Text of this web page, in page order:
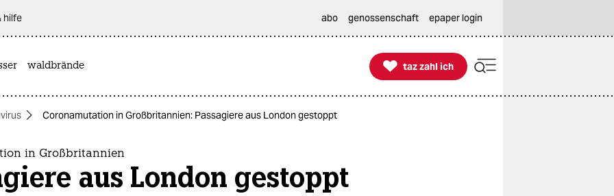
hilfe abo genossenschaft epaper login
waldbrände 
taz zahl ich
taz zahl ich
Coronamutation in Großbritannien: Passagiere aus London gestoppt
in Großbritannien
aus London gestoppt